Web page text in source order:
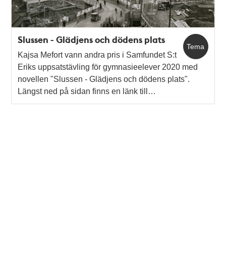
Tema
Slussen - Glädjens och dödens plats
Kajsa Mefort vann andra pris i Samfundet S:t
Eriks uppsatstävling för gymnasieelever 2020 med
novellen "Slussen - Glädjens och dödens plats".
Längst ned på sidan finns en länk till…